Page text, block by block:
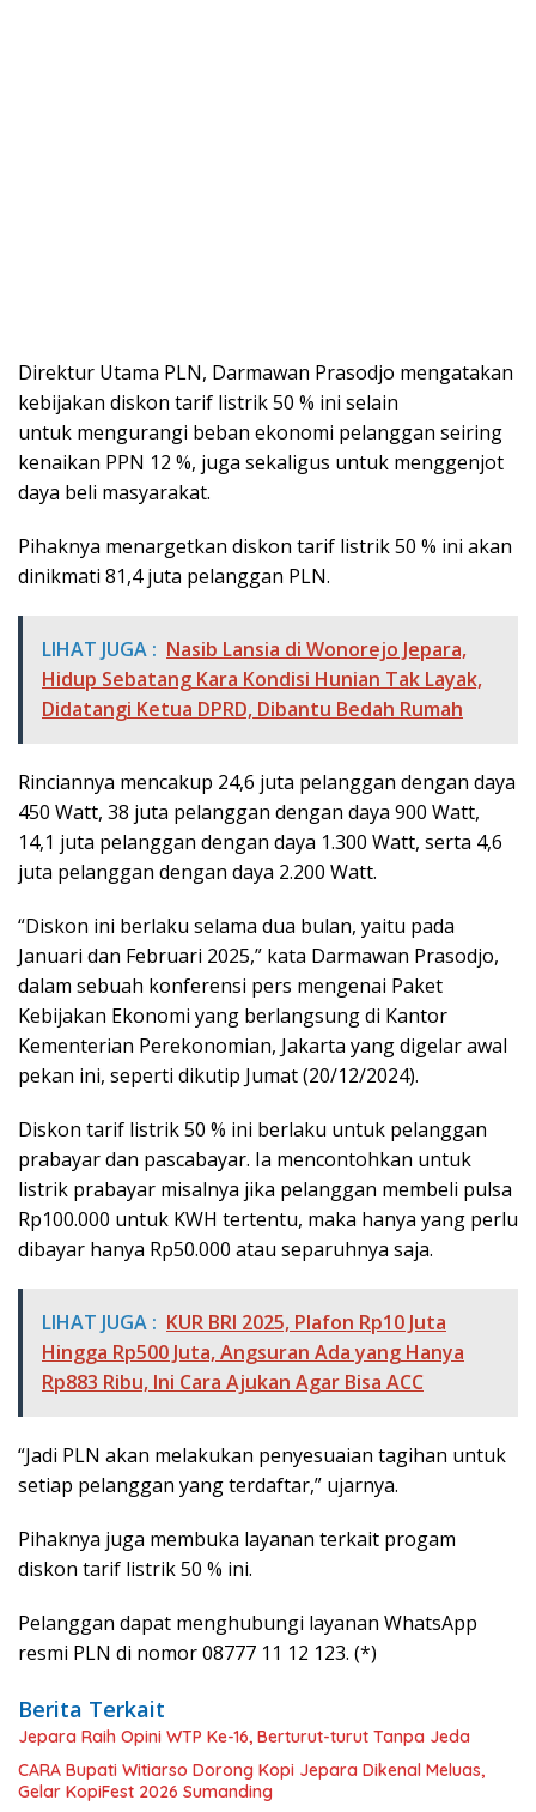
Direktur Utama PLN, Darmawan Prasodjo mengatakan
kebijakan diskon tarif listrik 50 % ini selain
untuk mengurangi beban ekonomi pelanggan seiring
kenaikan PPN 12 %, juga sekaligus untuk menggenjot
daya beli masyarakat.
Pihaknya menargetkan diskon tarif listrik 50 % ini akan
dinikmati 81,4 juta pelanggan PLN.
LIHAT JUGA : Nasib Lansia di Wonorejo Jepara,
Hidup Sebatang Kara Kondisi Hunian Tak Layak,
Didatangi Ketua DPRD, Dibantu Bedah Rumah
Rinciannya mencakup 24,6 juta pelanggan dengan daya
450 Watt, 38 juta pelanggan dengan daya 900 Watt,
14,1 juta pelanggan dengan daya 1.300 Watt, serta 4,6
juta pelanggan dengan daya 2.200 Watt.
“Diskon ini berlaku selama dua bulan, yaitu pada
Januari dan Februari 2025,” kata Darmawan Prasodjo,
dalam sebuah konferensi pers mengenai Paket
Kebijakan Ekonomi yang berlangsung di Kantor
Kementerian Perekonomian, Jakarta yang digelar awal
pekan ini, seperti dikutip Jumat (20/12/2024).
Diskon tarif listrik 50 % ini berlaku untuk pelanggan
prabayar dan pascabayar. Ia mencontohkan untuk
listrik prabayar misalnya jika pelanggan membeli pulsa
Rp100.000 untuk KWH tertentu, maka hanya yang perlu
dibayar hanya Rp50.000 atau separuhnya saja.
LIHAT JUGA : KUR BRI 2025, Plafon Rp10 Juta
Hingga Rp500 Juta, Angsuran Ada yang Hanya
Rp883 Ribu, Ini Cara Ajukan Agar Bisa ACC
“Jadi PLN akan melakukan penyesuaian tagihan untuk
setiap pelanggan yang terdaftar,” ujarnya.
Pihaknya juga membuka layanan terkait progam
diskon tarif listrik 50 % ini.
Pelanggan dapat menghubungi layanan WhatsApp
resmi PLN di nomor 08777 11 12 123. (*)
Berita Terkait
Jepara Raih Opini WTP Ke-16, Berturut-turut Tanpa Jeda
CARA Bupati Witiarso Dorong Kopi Jepara Dikenal Meluas,
Gelar KopiFest 2026 Sumanding